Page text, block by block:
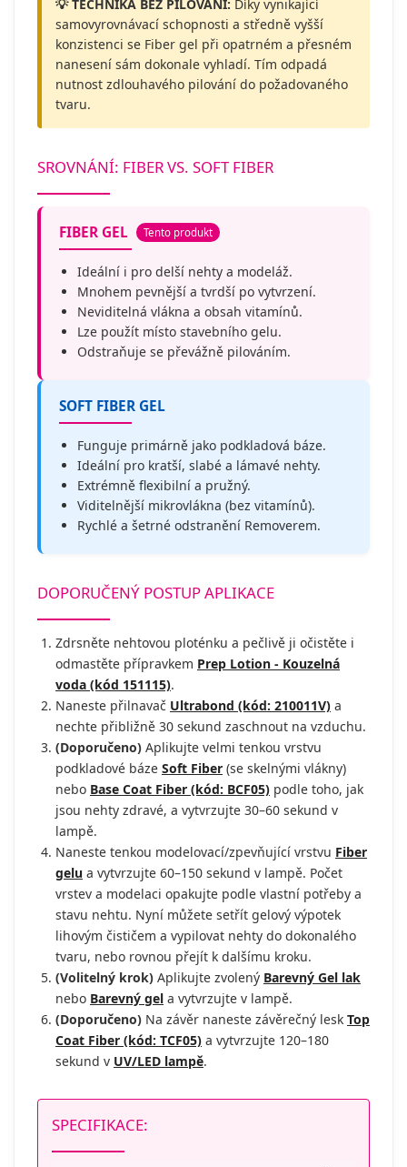
💡 TECHNIKA BEZ PILOVÁNÍ: Díky vynikající
samovyrovnávací schopnosti a středně vyšší
konzistenci se Fiber gel při opatrném a přesném
nanesení sám dokonale vyhladí. Tím odpadá
nutnost zdlouhavého pilování do požadovaného
tvaru.
SROVNÁNÍ: FIBER VS. SOFT FIBER
FIBER GEL Tento produkt
Ideální i pro delší nehty a modeláž.
Mnohem pevnější a tvrdší po vytvrzení.
Neviditelná vlákna a obsah vitamínů.
Lze použít místo stavebního gelu.
Odstraňuje se převážně pilováním.
SOFT FIBER GEL
Funguje primárně jako podkladová báze.
Ideální pro kratší, slabé a lámavé nehty.
Extrémně flexibilní a pružný.
Viditelnější mikrovlákna (bez vitamínů).
Rychlé a šetrné odstranění Removerem.
DOPORUČENÝ POSTUP APLIKACE
Zdrsněte nehtovou ploténku a pečlivě ji očistěte i
odmastěte přípravkem Prep Lotion - Kouzelná
voda (kód 151115).
Naneste přilnavač Ultrabond (kód: 210011V) a
nechte přibližně 30 sekund zaschnout na vzduchu.
(Doporučeno) Aplikujte velmi tenkou vrstvu
podkladové báze Soft Fiber (se skelnými vlákny)
nebo Base Coat Fiber (kód: BCF05) podle toho, jak
jsou nehty zdravé, a vytvrzujte 30–60 sekund v
lampě.
Naneste tenkou modelovací/zpevňující vrstvu Fiber
gelu a vytvrzujte 60–150 sekund v lampě. Počet
vrstev a modelaci opakujte podle vlastní potřeby a
stavu nehtu. Nyní můžete setřít gelový výpotek
lihovým čističem a vypilovat nehty do dokonalého
tvaru, nebo rovnou přejít k dalšímu kroku.
(Volitelný krok) Aplikujte zvolený Barevný Gel lak
nebo Barevný gel a vytvrzujte v lampě.
(Doporučeno) Na závěr naneste závěrečný lesk Top
Coat Fiber (kód: TCF05) a vytvrzujte 120–180
sekund v UV/LED lampě.
SPECIFIKACE: